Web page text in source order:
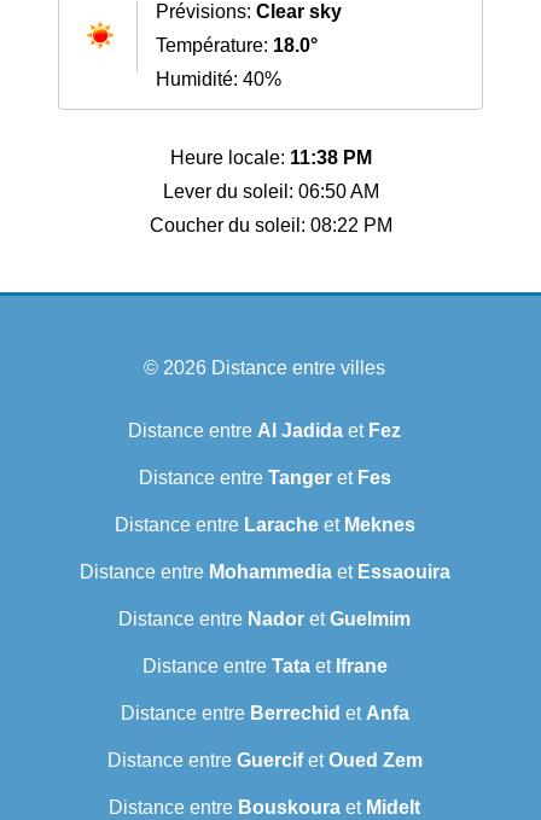
Prévisions: Clear sky
Température: 18.0°
Humidité: 40%
Heure locale: 11:38 PM
Lever du soleil: 06:50 AM
Coucher du soleil: 08:22 PM
© 2026 Distance entre villes
Distance entre Al Jadida et Fez
Distance entre Tangeret Fes
Distance entre Laracheet Meknes
Distance entre Mohammediaet Essaouira
Distance entre Nador etGuelmim
Distance entre Tataet Ifrane
Distance entre Berrechid et Anfa
Distance entre GuercifetOued Zem
Distance entre Bouskoura et Midelt